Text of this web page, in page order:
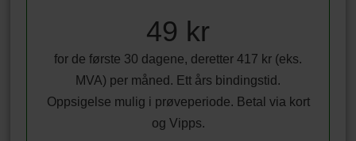
49 kr
for de første 30 dagene, deretter 417 kr (eks.
MVA) per måned. Ett års bindingstid.
Oppsigelse mulig i prøveperiode. Betal via kort
og Vipps.